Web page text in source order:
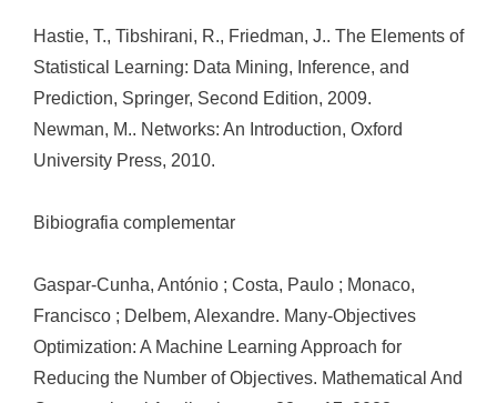
Hastie, T., Tibshirani, R., Friedman, J.. The Elements of
Statistical Learning: Data Mining, Inference, and
Prediction, Springer, Second Edition, 2009.
Newman, M.. Networks: An Introduction, Oxford
University Press, 2010.
Bibiografia complementar
Gaspar-Cunha, António ; Costa, Paulo ; Monaco,
Francisco ; Delbem, Alexandre. Many-Objectives
Optimization: A Machine Learning Approach for
Reducing the Number of Objectives. Mathematical And